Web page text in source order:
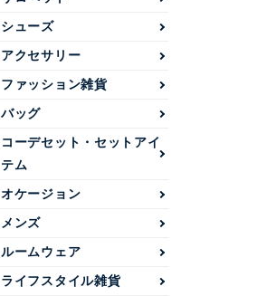
シューズ
アクセサリー
ファッション雑貨
バッグ
コーデセット・セットアイ
テム
オケージョン
メンズ
ルームウェア
ライフスタイル雑貨